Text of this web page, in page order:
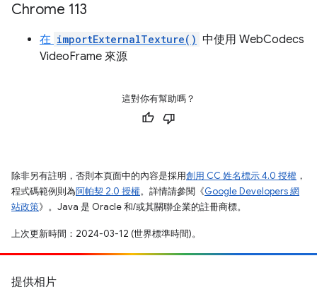
Chrome 113
在 importExternalTexture() 中使用 WebCodecs
VideoFrame 來源
這對你有幫助嗎？
除非另有註明，否則本頁面中的內容是採用創用 CC 姓名標示 4.0 授權 ，
程式碼範例則為阿帕契 2.0 授權。詳情請參閱《Google Developers 網
站政策》。Java 是 Oracle 和/或其關聯企業的註冊商標。
上次更新時間：2024-03-12 (世界標準時間)。
提供相片